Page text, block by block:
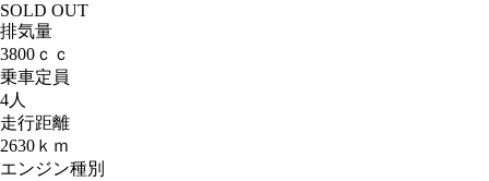
SOLD OUT
排気量
3800ｃｃ
乗車定員
4人
走行距離
2630ｋｍ
エンジン種別